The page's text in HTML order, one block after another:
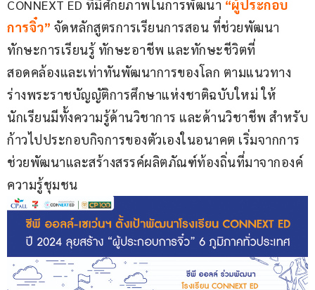
CONNEXT ED ที่มีศักยภาพในการพัฒนา “ผู้ประกอบ
การจิ๋ว” จัดหลักสูตรการเรียนการสอน ที่ช่วยพัฒนา
ทักษะการเรียนรู้ ทักษะอาชีพ และทักษะชีวิตที่
สอดคล้องและเท่าทันพัฒนาการของโลก ตามแนวทาง
ร่างพระราชบัญญัติการศึกษาแห่งชาติฉบับใหม่ ให้
นักเรียนมีทั้งความรู้ด้านวิชาการ และด้านวิชาชีพ สำหรับ
ก้าวไปประกอบกิจการของตัวเองในอนาคต เริ่มจากการ
ช่วยพัฒนาและสร้างสรรค์ผลิตภัณฑ์ท้องถิ่นที่มาจากองค์
ความรู้ชุมชน